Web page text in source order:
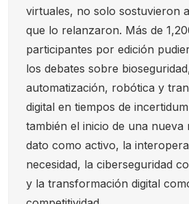
virtuales, no solo sostuvieron
que lo relanzaron. Más de
participantes por edición
los debates sobre
automatización, robótica y
digital en tiempos de
también el inicio de una nueva
dato como activo, la
necesidad, la ciberseguridad
y la transformación digital